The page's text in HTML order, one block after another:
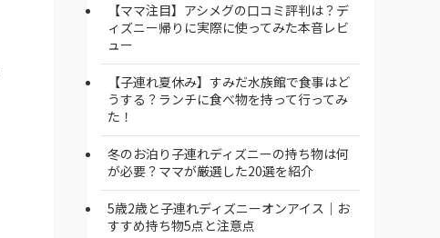
【ママ注目】アシメグの口コミ評判は？デ
ィズニー帰りに実際に使ってみた本音レビ
ュー
【子連れ夏休み】すみだ水族館で食事はど
うする？ランチに食べ物を持って行ってみ
た！
冬のお泊り子連れディズニーの持ち物は何
が必要？ママが厳選した20選を紹介
5歳2歳と子連れディズニーオンアイス｜お
すすめ持ち物5点と注意点